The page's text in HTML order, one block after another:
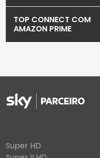
TOP CONNECT COM
AMAZON PRIME
Super HD